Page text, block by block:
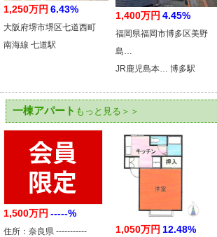
1,250万円 6.43%
大阪府堺市堺区七道西町
南海線 七道駅
1,400万円 4.45%
福岡県福岡市博多区美野
島…
JR鹿児島本… 博多駅
一棟アパート もっと見る＞＞
1,500万円 -----%
住所：奈良県 -----------
1,050万円 12.48%